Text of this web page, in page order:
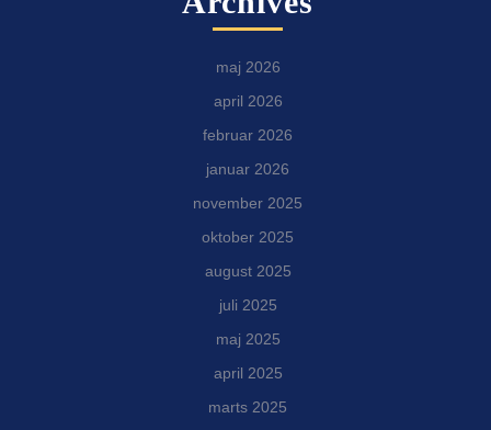
maj 2026
april 2026
februar 2026
januar 2026
november 2025
oktober 2025
august 2025
juli 2025
maj 2025
april 2025
marts 2025